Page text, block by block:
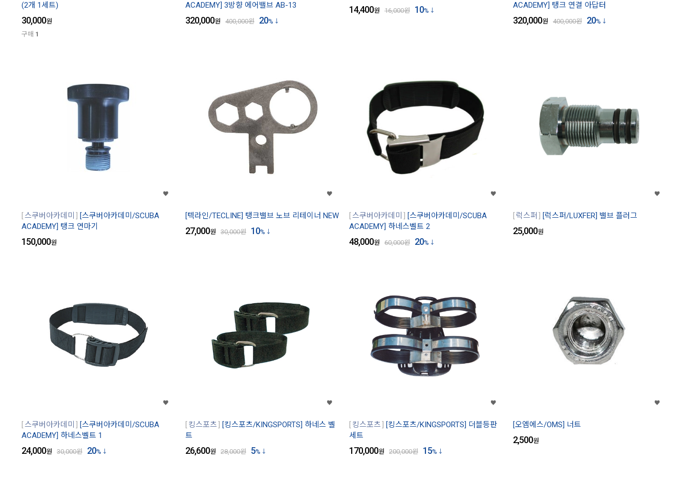
(2개 1세트)
30,000원
구매 1
ACADEMY] 3방향 에어밸브 AB-13
320,000원 400,000원 20%
14,400원 16,000원 10%
ACADEMY] 탱크 연결 아답터
320,000원 400,000원 20%
스쿠버아카데미
[스쿠버아카데미/SCUBA
ACADEMY] 탱크 연마기
150,000원
[텍라인/TECLINE] 탱크밸브 노브 리테이너 NEW
27,000원 30,000원 10%
스쿠버아카데미
[스쿠버아카데미/SCUBA
ACADEMY] 하네스벨트 2
48,000원 60,000원 20%
럭스퍼 [럭스퍼/LUXFER] 밸브 플러그
25,000원
스쿠버아카데미
[스쿠버아카데미/SCUBA
ACADEMY] 하네스벨트 1
24,000원 30,000원 20%
킹스포츠
[킹스포츠/KINGSPORTS] 하네스 벨
트
26,600원 28,000원 5%
킹스포츠
[킹스포츠/KINGSPORTS] 더블등판
세트
170,000원 200,000원 15%
[오엠에스/OMS] 너트
2,500원